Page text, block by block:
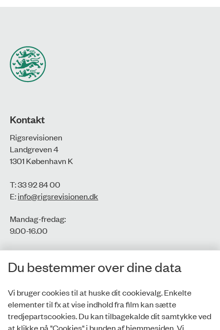
Kontakt
Rigsrevisionen
Landgreven 4
1301 København K
T: 33 92 84 00
E:info@rigsrevisionen.dk
Mandag-fredag:
9.00-16.00​
CVR-nr.: 77806113
EAN-nr.: 5798000016002
Privatlivspolitik
Du bestemmer over dine data
Vi bruger cookies til at huske dit cookievalg. Enkelte
elementer til fx at vise indhold fra film kan sætte
tredjepartscookies. Du kan tilbagekalde dit samtykke ved
at klikke på "Cookies" i bunden af hjemmesiden. Vi